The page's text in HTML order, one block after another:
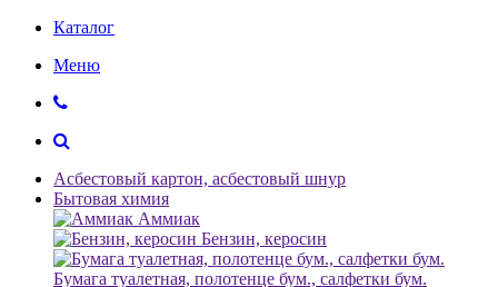
Каталог
Меню
Асбестовый картон, асбестовый шнур
Бытовая химия
Аммиак
Бензин, керосин
Бумага туалетная, полотенце бум., салфетки бум.